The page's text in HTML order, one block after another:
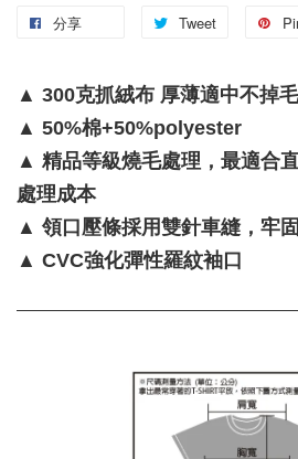
分享 Tweet
▲ 300克抓絨布 厚薄適中不掉毛
▲ 50%棉+50%polyester
▲ 精品等級燒毛處理，最適合
處理成本
▲ 領口壓條採用雙針車縫，牢
▲ CVC強化彈性羅紋袖口